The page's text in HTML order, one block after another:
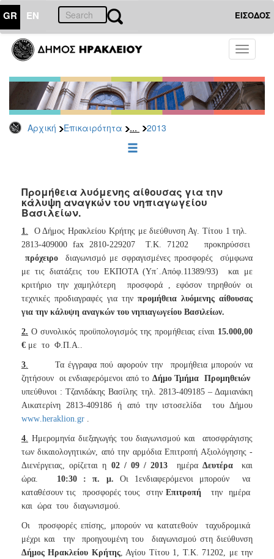
GR EN ΕΙΣΟΔΟΣ
Toggle
Αρχική Επικαιρότητα ... 2013
ΕΠΙΚΑΙΡΟΤΗΤΑ
-
Δημοπρασίες
Αρχείο
2026
2022
2020
2019
2018
2017
2016
2015
2013
ΔΗΜΟΤΗΣ
ΕΠΙΣΚΕΠΤΗΣ
ΗΡΑΚΛΕΙΟ
Προμήθεια λυόμενης αίθουσας για την
κάλυψη αναγκών του νηπιαγωγείου
Βασιλείων.
1
Ο Δήμος Ηρακλείου Κρήτης με διεύθυνση Αγ. Τίτου 1 τηλ.
2813-409000 fax 2810-229207
Τ.Κ. 71202
προκηρύσσει
πρόχειρο
διαγωνισμό με σφραγισμένες προσφορές
σύμφωνα
με τις διατάξεις του ΕΚΠΟΤΑ (Υπ΄.Απόφ.11389/93)
και με
κριτήριο την χαμηλότερη
προσφορά , εφόσον τηρηθούν οι
τεχνικές προδιαγραφές για την προμήθεια λυόμενης αίθουσας
για την κάλυψη αναγκών του νηπιαγωγείου Βασιλείων.
2. Ο συνολικός προϋπολογισμός της προμήθειας είναι 15.000,00
€ με το Φ.Π.Α..
3 Τα έγγραφα πού αφορούν την
προμήθεια μπορούν να
ζητήσουν οι ενδιαφερόμενοι από το Δήμο Τμήμα
Προμηθειών
υπεύθυνοι : Τζανιδάκης Βασίλης τηλ. 2813-409185 – Δαμιανάκη
Αικατερίνη 2813-409186 ή από την ιστοσελίδα
του Δήμου
www heraklion gr
4 Ημερομηνία διεξαγωγής του διαγωνισμού και
αποσφράγισης
των δικαιολογητικών, από την αρμόδια Επιτροπή Αξιολόγησης -
Διενέργειας, ορίζεται η 02 / 09 / 2013 ημέρα Δευτέρα
και
ώρα.
10:30 : π. μ. Οι 1ενδιαφερόμενοι μπορούν
να
καταθέσουν τις
προσφορές τους στηνΕπιτροπή την
ημέρα
και ώρα του διαγωνισμού.
Οι προσφορές επίσης, μπορούν να κατατεθούν
ταχυδρομικά
μέχρι και
την προηγουμένη του
διαγωνισμού στη διεύθυνση
Δήμος Ηρακλείου Κρήτης, Αγίου Τίτου 1, Τ.Κ. 71202, με την